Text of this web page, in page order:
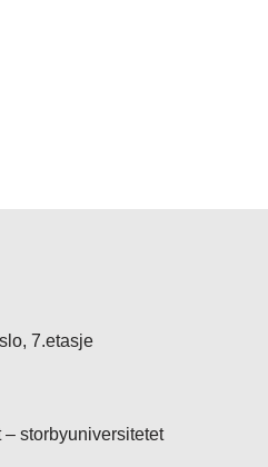
7.etasje
– storbyuniversitetet